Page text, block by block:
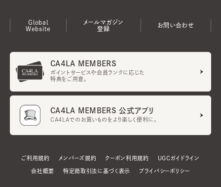
Global
Website
メールマガジン
登録
お問い合わせ
CA4LA MEMBERS
ポイントサービスや会員ランクに応じた
特典をご用意。
CA4LA MEMBERS 公式アプリ
CA4LAでのお買いものをより楽しく便利に。
ご利用規約 メンバーズ規約 クーポン利用規約 UGCガイドライン
会社概要 特定商取引法に基づく表示 プライバシーポリシー